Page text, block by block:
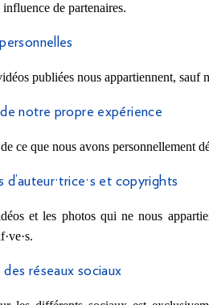
de partenaires.
publiées nous appartiennent, sauf
notre propre expérience
ce que nous avons personnellement
d’auteur·trice·s et copyrights
et les photos qui ne nous
réseaux sociaux